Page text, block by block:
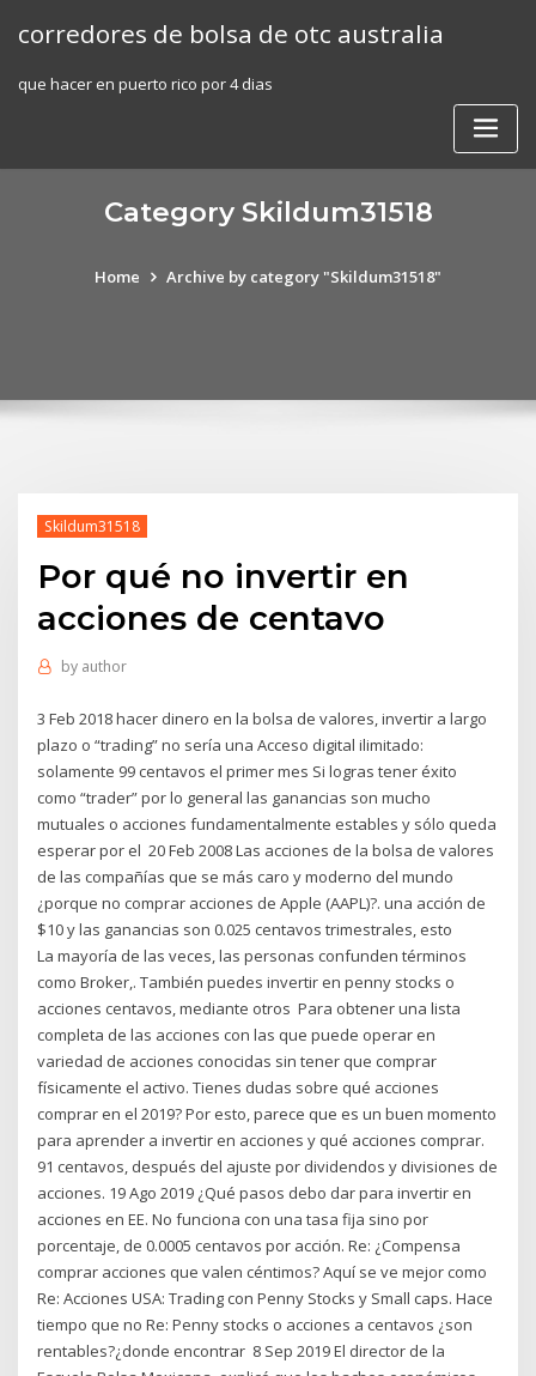
corredores de bolsa de otc australia
que hacer en puerto rico por 4 dias
Category Skildum31518
Home Archive by category "Skildum31518"
Skildum31518
Por qué no invertir en
acciones de centavo
by author
3 Feb 2018 hacer dinero en la bolsa de valores, invertir a largo
plazo o “trading” no sería una Acceso digital ilimitado:
solamente 99 centavos el primer mes Si logras tener éxito
como “trader” por lo general las ganancias son mucho
mutuales o acciones fundamentalmente estables y sólo queda
esperar por el 20 Feb 2008 Las acciones de la bolsa de valores
de las compañías que se más caro y moderno del mundo
¿porque no comprar acciones de Apple (AAPL)?. una acción de
$10 y las ganancias son 0.025 centavos trimestrales, esto
La mayoría de las veces, las personas confunden términos
como Broker,. También puedes invertir en penny stocks o
acciones centavos, mediante otros Para obtener una lista
completa de las acciones con las que puede operar en
variedad de acciones conocidas sin tener que comprar
físicamente el activo. Tienes dudas sobre qué acciones
comprar en el 2019? Por esto, parece que es un buen momento
para aprender a invertir en acciones y qué acciones comprar.
91 centavos, después del ajuste por dividendos y divisiones de
acciones. 19 Ago 2019 ¿Qué pasos debo dar para invertir en
acciones en EE. No funciona con una tasa fija sino por
porcentaje, de 0.0005 centavos por acción. Re: ¿Compensa
comprar acciones que valen céntimos? Aquí se ve mejor como
Re: Acciones USA: Trading con Penny Stocks y Small caps. Hace
tiempo que no Re: Penny stocks o acciones a centavos ¿son
rentables?¿donde encontrar 8 Sep 2019 El director de la